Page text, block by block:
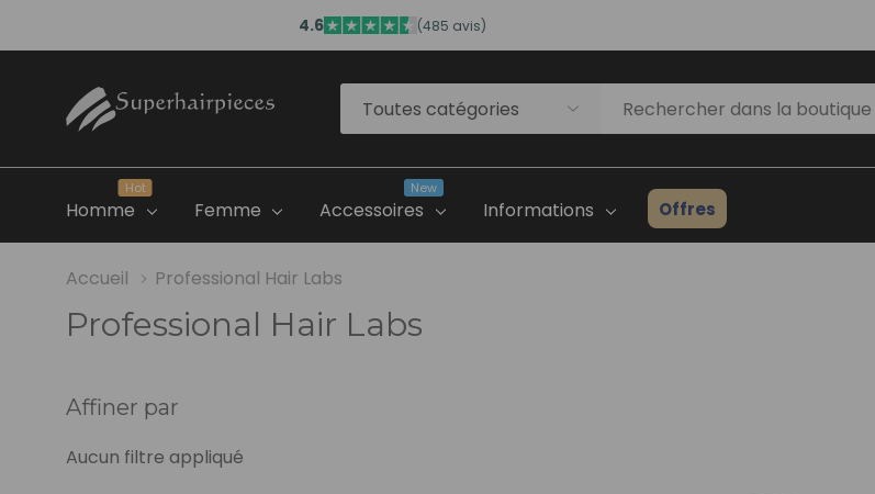
4.6 (485 avis)
Toutes
catégories
Rechercher
Homme
Hot
Femme Accessoires
New
Informations
Professionnel
Offres
Accueil Professional Hair Labs
Professional Hair Labs
Affiner par
Aucun filtre appliqué